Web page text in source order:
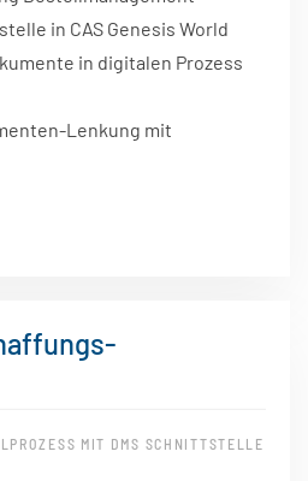
in CAS Genesis World
in digitalen Prozess
Lenkung mit
MIT DMS SCHNITTSTELLE